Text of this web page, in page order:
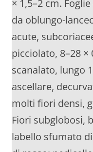
× 1,5–2 cm.
da oblungo-
acute,
picciolato, 8–28 ×
scanalato, lungo
ascellare,
molti fiori densi,
Fiori subglobosi,
labello sfumato